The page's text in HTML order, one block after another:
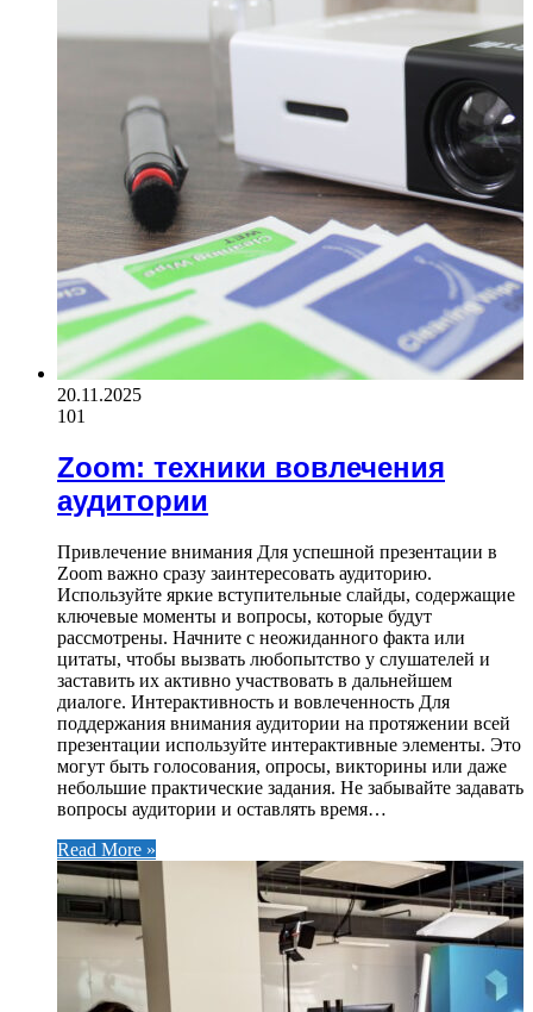
20.11.2025
101
Zoom: техники вовлечения
аудитории
Привлечение внимания Для успешной презентации в
Zoom важно сразу заинтересовать аудиторию.
Используйте яркие вступительные слайды, содержащие
ключевые моменты и вопросы, которые будут
рассмотрены. Начните с неожиданного факта или
цитаты, чтобы вызвать любопытство у слушателей и
заставить их активно участвовать в дальнейшем
диалоге. Интерактивность и вовлеченность Для
поддержания внимания аудитории на протяжении всей
презентации используйте интерактивные элементы. Это
могут быть голосования, опросы, викторины или даже
небольшие практические задания. Не забывайте задавать
вопросы аудитории и оставлять время…
Read More »